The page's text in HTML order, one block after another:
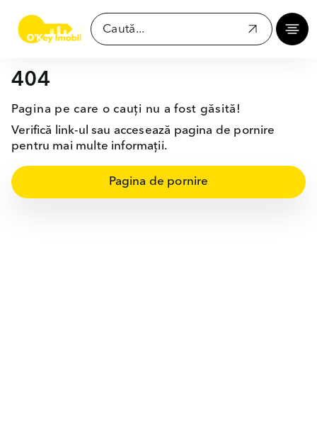
404
Pagina pe care o cauți nu a fost găsită!
Verifică link-ul sau accesează pagina de pornire
pentru mai multe informații.
Pagina de pornire